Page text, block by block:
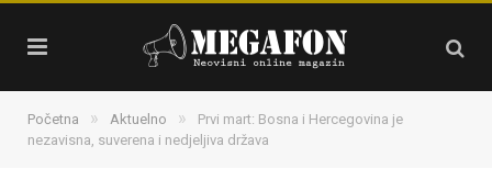
Početna » Aktuelno »
Prvi mart: Bosna i Hercegovina je
nezavisna, suverena i nedjeljiva država